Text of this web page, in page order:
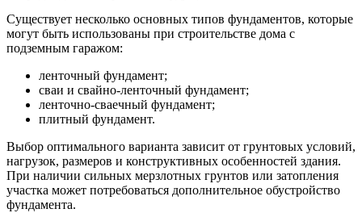
Существует несколько основных типов фундаментов, которые
могут быть использованы при строительстве дома с
подземным гаражом:
ленточный фундамент;
сваи и свайно-ленточный фундамент;
ленточно-сваечный фундамент;
плитный фундамент.
Выбор оптимального варианта зависит от грунтовых условий,
нагрузок, размеров и конструктивных особенностей здания.
При наличии сильных мерзлотных грунтов или затопления
участка может потребоваться дополнительное обустройство
фундамента.